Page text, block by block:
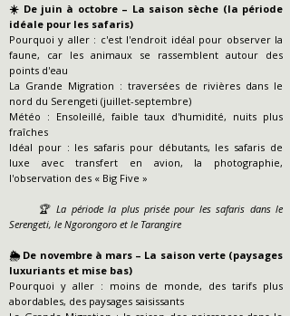
☀️ De juin à octobre – La saison sèche (la période
idéale pour les safaris)
Pourquoi y aller : c'est l'endroit idéal pour observer la
faune, car les animaux se rassemblent autour des
points d'eau
La Grande Migration : traversées de rivières dans le
nord du Serengeti (juillet-septembre)
Météo : Ensoleillé, faible taux d'humidité, nuits plus
fraîches
Idéal pour : les safaris pour débutants, les safaris de
luxe avec transfert en avion, la photographie,
l'observation des « Big Five »
🏆 La période la plus prisée pour les safaris dans le
Serengeti, le Ngorongoro et le Tarangire
🌦️ De novembre à mars – La saison verte (paysages
luxuriants et mise bas)
Pourquoi y aller : moins de monde, des tarifs plus
abordables, des paysages saisissants